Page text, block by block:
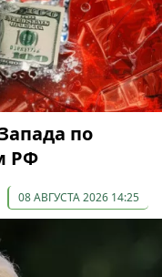
по
РФ
08 АВГУСТА 2026 14:25